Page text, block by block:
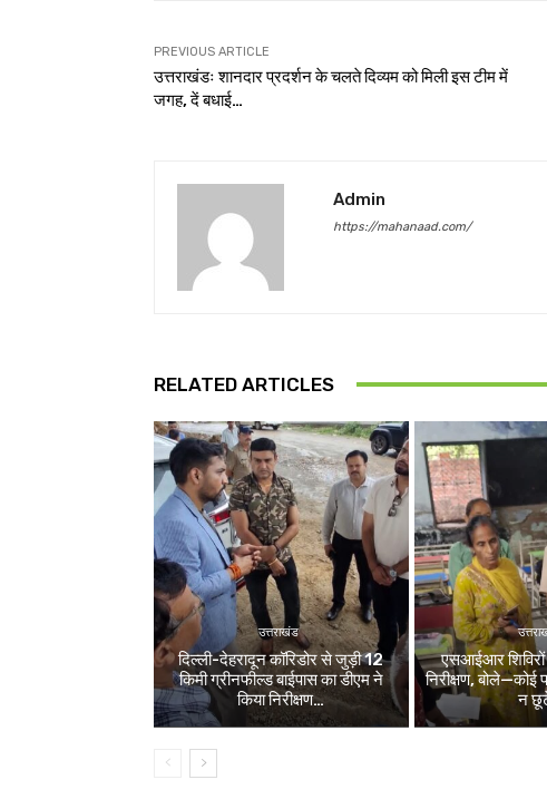
PREVIOUS ARTICLE
उत्तराखंडः शानदार प्रदर्शन के चलते दिव्यम को मिली इस टीम में
जगह, दें बधाई…
Admin
https://mahanaad.com/
RELATED ARTICLES
उत्तराखंड
दिल्ली-देहरादून कॉरिडोर से जुड़ी 12
किमी ग्रीनफील्ड बाईपास का डीएम ने
किया निरीक्षण…
एसआईआर शिविरों
निरीक्षण, बोले—कोई
न